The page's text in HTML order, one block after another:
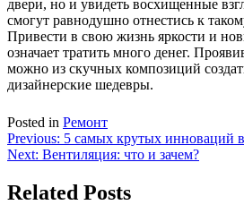
двери, но и увидеть восхищенные
смогут равнодушно отнестись к
Привести в свою жизнь яркости и
означает тратить много денег.
можно из скучных композиций
дизайнерские шедевры.
Posted in Ремонт
Навигация
по
записям
Previous: 5 самых крутых инноваций
Next: Вентиляция: что и зачем?
Related Posts